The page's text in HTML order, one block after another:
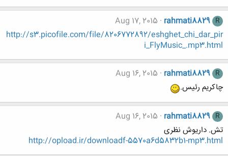
R
rahmati8829
Aug 17, 2015
http://s3.picofile.com/file/8206772892/eshghet_chi_dar_pir
i_FlyMusic_.mp3.html
R
rahmati8829
Aug 16, 2015
چاکریم رئیس.
R
rahmati8829
Aug 16, 2015
تش. داریوش نظری
http://opload.ir/downloadf-5570a6d5832b1-mp3.html